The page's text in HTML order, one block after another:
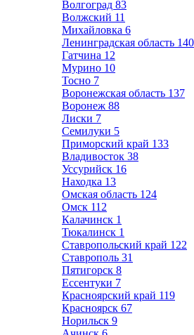
Волгоград 83
Волжский 11
Михайловка 6
Ленинградская область 140
Гатчина 12
Мурино 10
Тосно 7
Воронежская область 137
Воронеж 88
Лиски 7
Семилуки 5
Приморский край 133
Владивосток 38
Уссурийск 16
Находка 13
Омская область 124
Омск 112
Калачинск 1
Тюкалинск 1
Ставропольский край 122
Ставрополь 31
Пятигорск 8
Ессентуки 7
Красноярский край 119
Красноярск 67
Норильск 9